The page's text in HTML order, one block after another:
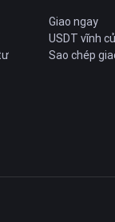
Giao ngay
USDT vĩnh
Sao chép